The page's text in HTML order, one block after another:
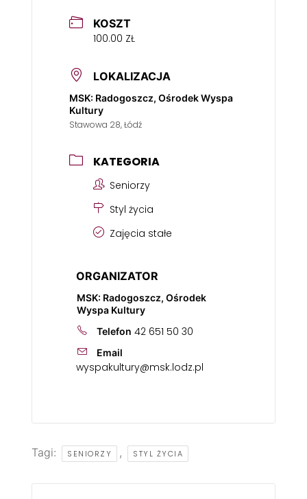
KOSZT
100.00 ZŁ
LOKALIZACJA
MSK: Radogoszcz, Ośrodek Wyspa
Kultury
Stawowa 28, Łódź
KATEGORIA
Seniorzy
Styl życia
Zajęcia stałe
ORGANIZATOR
MSK: Radogoszcz, Ośrodek
Wyspa Kultury
Telefon 42 651 50 30
Email
wyspakultury@msk.lodz.pl
Tagi: SENIORZY , STYL ŻYCIA